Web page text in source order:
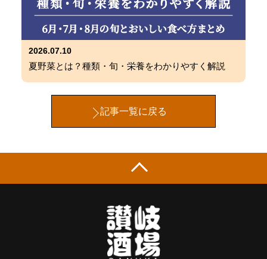
2026.07.10
夏野菜とは？種類・旬・栄養をわかりやすく解説
記事一覧に戻る